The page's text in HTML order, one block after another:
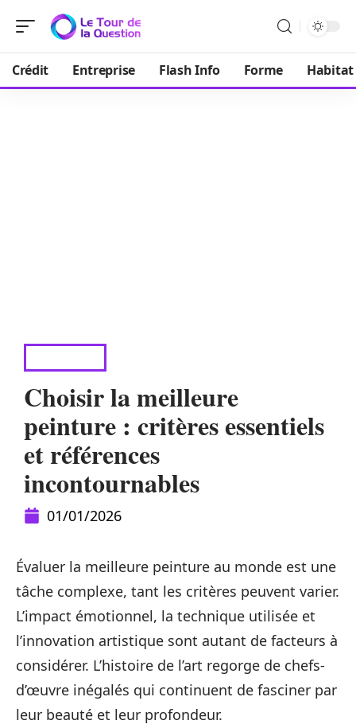
Crédit Entreprise Flash Info Forme Habitat
Choisir la meilleure
peinture : critères essentiels
et références
incontournables
01/01/2026
Évaluer la meilleure peinture au monde est une
tâche complexe, tant les critères peuvent varier.
L’impact émotionnel, la technique utilisée et
l’innovation artistique sont autant de facteurs à
considérer. L’histoire de l’art regorge de chefs-
d’œuvre inégalés qui continuent de fasciner par
leur beauté et leur profondeur.